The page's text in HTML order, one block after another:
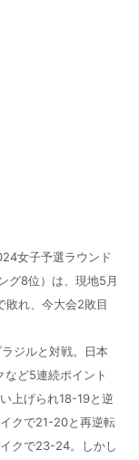
女子予選ラウンド
グ8位）は、現地5月
れ、今大会2敗目
ジルと対戦。日本
など5連続ポイント
上げられ18-19と逆
クで21-20と再逆転
クで23-24。しかし